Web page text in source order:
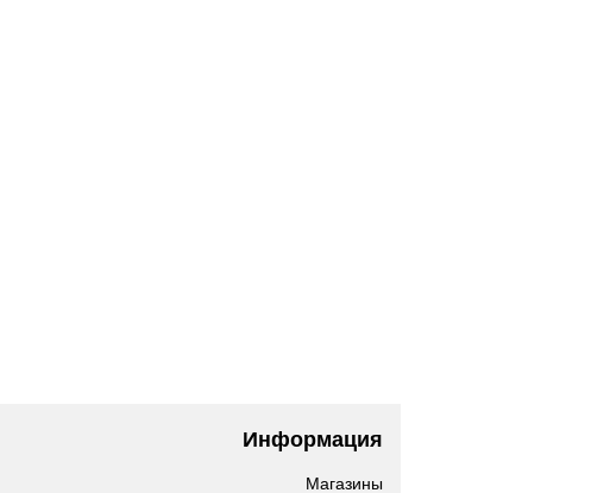
Информация
Магазины